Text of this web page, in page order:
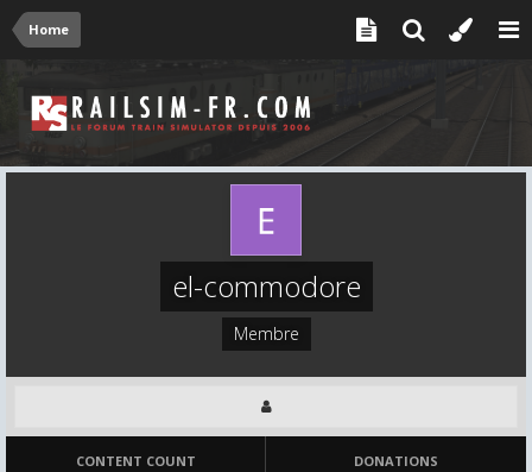
Home
el-commodore
Membre
CONTENT COUNT DONATIONS